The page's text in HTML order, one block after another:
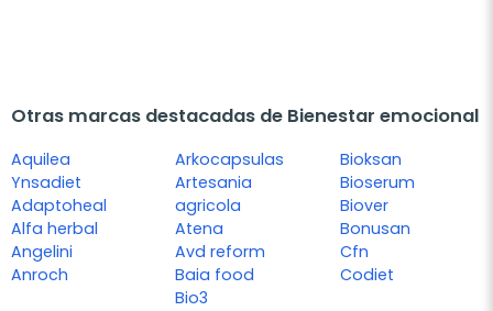
Otras marcas destacadas de Bienestar emocional
Aquilea
Ynsadiet
Adaptoheal
Alfa herbal
Angelini
Anroch
Arkocapsulas
Artesania
agricola
Atena
Avd reform
Baia food
Bio3
Bioksan
Bioserum
Biover
Bonusan
Cfn
Codiet